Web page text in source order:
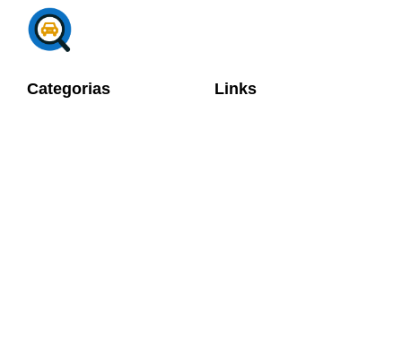
Categorias Links